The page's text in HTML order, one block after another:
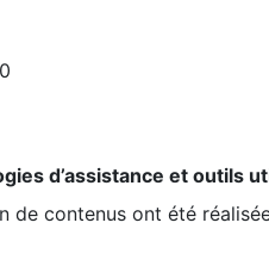
d’assistance et outils
de contenus ont été